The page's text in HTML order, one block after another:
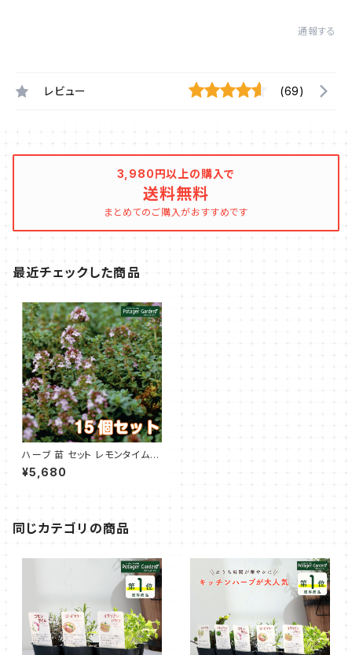
通報する
レビュー (69)
3,980円以上の購入で
送料無料
まとめてのご購入がおすすめです
最近チェックした商品
ハーブ 苗 セット レモンタイム 1
5個
¥5,680
同じカテゴリの商品